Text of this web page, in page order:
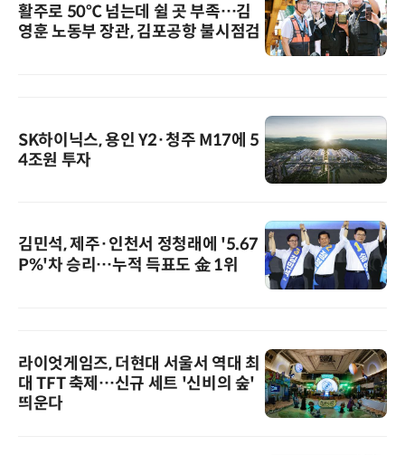
활주로 50℃ 넘는데 쉴 곳 부족…김
영훈 노동부 장관, 김포공항 불시점검
SK하이닉스, 용인 Y2·청주 M17에 5
4조원 투자
김민석, 제주·인천서 정청래에 '5.67
P%'차 승리…누적 득표도 金 1위
라이엇게임즈, 더현대 서울서 역대 최
대 TFT 축제…신규 세트 '신비의 숲'
띄운다